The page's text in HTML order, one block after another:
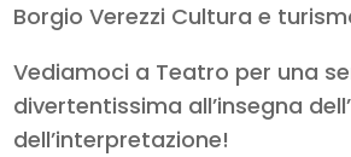
Borgio Verezzi Cultura e
Vediamoci a Teatro per una
divertentissima all’insegna
dell’interpretazione!